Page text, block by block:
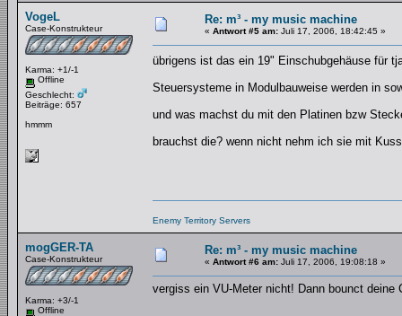
VogeL
Case-Konstrukteur
Karma: +1/-1
Offline
Geschlecht:
Beiträge: 657
hmmm
Re: m³ - my music machine
« Antwort #5 am: Juli 17, 2006, 18:42:45 »
übrigens ist das ein 19" Einschubgehäuse für
Steuersysteme in Modulbauweise werden in
und was machst du mit den Platinen bzw
brauchst die? wenn nicht nehm ich sie mit
Enemy Territory Servers
mogGER-TA
Case-Konstrukteur
Karma: +3/-1
Offline
Re: m³ - my music machine
« Antwort #6 am: Juli 17, 2006, 19:08:18 »
vergiss ein VU-Meter nicht! Dann bounct deine